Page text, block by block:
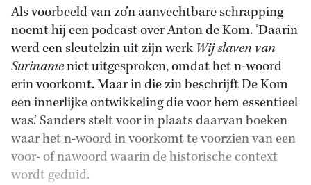
Als voorbeeld van zo’n aanvechtbare schrapping
noemt hij een podcast over Anton de Kom. ‘Daarin
werd een sleutelzin uit zijn werkWij slaven van
Surinameniet uitgesproken, omdat het n-woord
erin voorkomt. Maar in die zin beschrijft De Kom
een innerlijke ontwikkeling die voor hem essentieel
was.’ Sanders stelt voor in plaats daarvan boeken
waar het n-woord in voorkomt te voorzien van een
voor- of nawoord waarin de historische context
wordt geduid.